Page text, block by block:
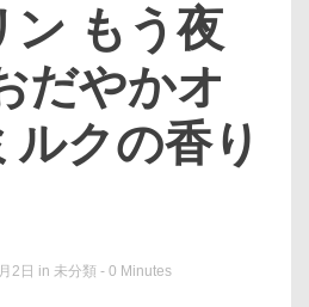
ン もう夜
だやかオ
ルクの香り
2日 in 未分類 - 0 Minutes